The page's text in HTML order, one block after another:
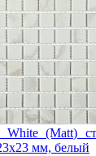
(Matt)
мм, белый